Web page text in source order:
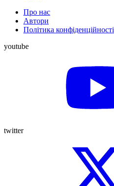
Про нас
Автори
Політика конфіденційності
youtube
twitter